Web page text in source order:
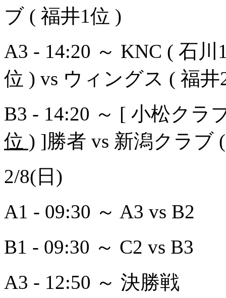
ブ ( 福井1位 )
A3 - 14:20 ～ KNC ( 石
位 ) vs ウィングス ( 福
B3 - 14:20 ～ [ 小松クラ
位 ) ]勝者 vs 新潟クラブ
2/8(日)
A1 - 09:30 ～ A3 vs B2
B1 - 09:30 ～ C2 vs B3
A3 - 12:50 ～ 決勝戦